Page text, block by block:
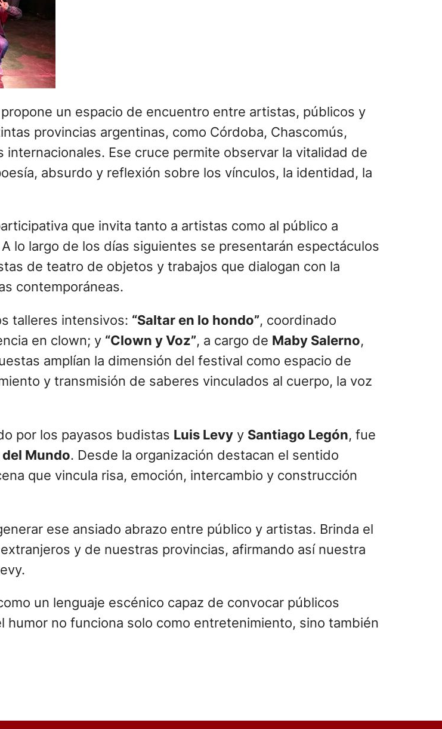
un espacio de encuentro entre artistas, públicos y
provincias argentinas, como Córdoba, Chascomús,
Ese cruce permite observar la vitalidad de
absurdo y reflexión sobre los vínculos, la identidad, la
que invita tanto a artistas como al público a
lo largo de los días siguientes se presentarán espectáculos
de teatro de objetos y trabajos que dialogan con la
contemporáneas.
talleres intensivos: “Saltar en lo hondo”, coordinado
en clown; y “Clown y Voz”, a cargo de Maby Salerno,
amplían la dimensión del festival como espacio de
y transmisión de saberes vinculados al cuerpo, la voz
por los payasos budistas Luis Levy y Santiago Legón, fue
Mundo. Desde la organización destacan el sentido
que vincula risa, emoción, intercambio y construcción
ese ansiado abrazo entre público y artistas. Brinda el
y de nuestras provincias, afirmando así nuestra
un lenguaje escénico capaz de convocar públicos
no funciona solo como entretenimiento, sino también